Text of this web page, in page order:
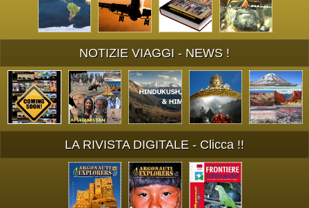
NOTIZIE VIAGGI - NEWS !
LA RIVISTA DIGITALE - Clicca !!